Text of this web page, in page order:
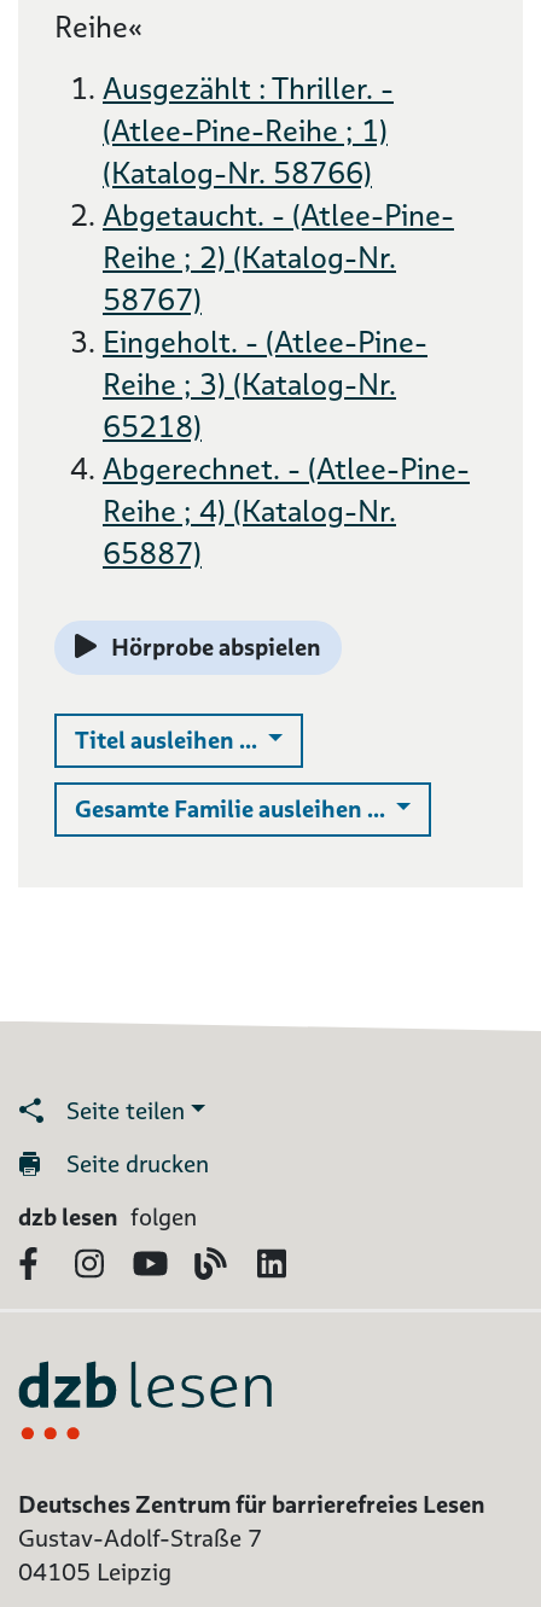
Reihe«
Ausgezählt : Thriller. -
(Atlee-Pine-Reihe ; 1)
(Katalog-Nr. 58766)
Abgetaucht. - (Atlee-Pine-
Reihe ; 2) (Katalog-Nr.
58767)
Eingeholt. - (Atlee-Pine-
Reihe ; 3) (Katalog-Nr.
65218)
Abgerechnet. - (Atlee-Pine-
Reihe ; 4) (Katalog-Nr.
65887)
Hörprobe abspielen
Titel ausleihen ... Auswahlliste ausklappen
Gesamte Familie ausleihen ... Auswahlliste
Seite teilen
Seite drucken
dzb lesen folgen
FacebookInstagram
YouTubeBlog
Deutsches Zentrum für barrierefreies Lesen
Gustav-Adolf-Straße 7
04105 Leipzig